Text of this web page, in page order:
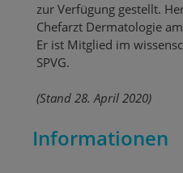
zur Verfügung gestellt.
Chefarzt Dermatologie
Er ist Mitglied im
SPVG.
(Stand 28. April 2020)
Informationen